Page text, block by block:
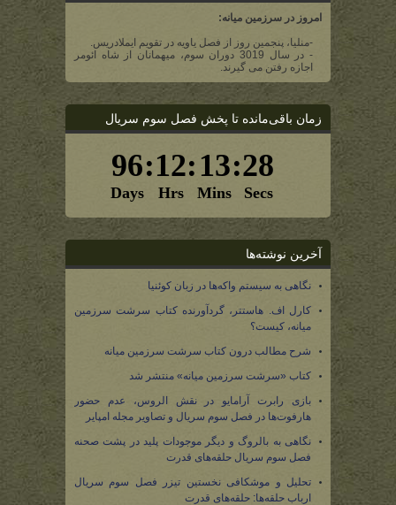
امروز در سرزمین میانه:
-منلیا، پنجمین روز از فصل یاویه در تقویم ایملادریس.
- در سال 3019 دوران سوم، میهمانان از شاه ائومر
اجازه رفتن می گیرند.
زمان باقی‌مانده تا پخش فصل سوم سریال
آخرین نوشته‌ها
نگاهی به سیستم واکه‌ها در زبان کوئنیا
کارل اف. هاستتر، گردآورنده کتاب سرشت سرزمین
میانه، کیست؟
شرح مطالب درون کتاب سرشت سرزمین میانه
کتاب «سرشت سرزمین میانه» منتشر شد
بازی رابرت آرامایو در نقش الروس، عدم حضور
هارفوت‌ها در فصل سوم سریال و تصاویر مجله امپایر
نگاهی به بالروگ و دیگر موجودات پلید در پشت صحنه
فصل سوم سریال حلقه‌های قدرت
تحلیل و موشکافی نخستین تیزر فصل سوم سریال
ارباب حلقه‌ها: حلقه‌های قدرت